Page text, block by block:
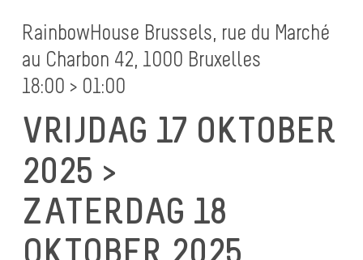
RainbowHouse Brussels, rue du Marché
au Charbon 42, 1000 Bruxelles
18:00 > 01:00
VRIJDAG 17 OKTOBER
2025 >
ZATERDAG 18